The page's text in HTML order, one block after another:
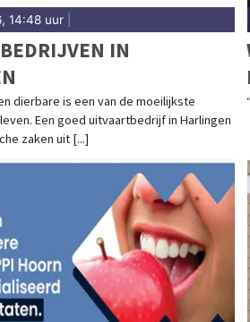
14:48 uur
IN
dierbare is een van de moeilijkste
Een goed uitvaartbedrijf in Harlingen
zaken uit [...]